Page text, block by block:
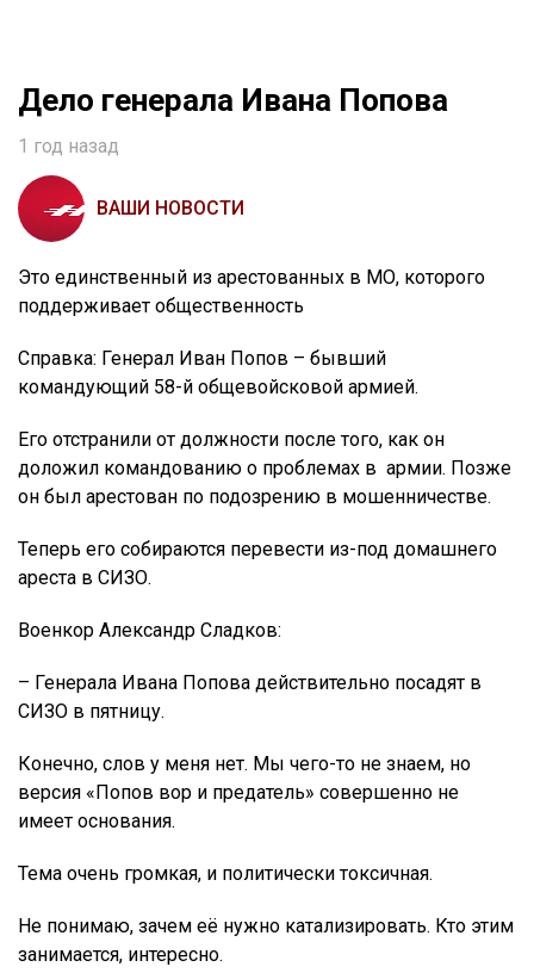
Дело генерала Ивана Попова
1 год назад
ВАШИ НОВОСТИ
Это единственный из арестованных в МО, которого
поддерживает общественность
Справка: Генерал Иван Попов – бывший
командующий 58-й общевойсковой армией.
Его отстранили от должности после того, как он
доложил командованию о проблемах в армии. Позже
он был арестован по подозрению в мошенничестве.
Теперь его собираются перевести из-под домашнего
ареста в СИЗО.
Военкор Александр Сладков:
– Генерала Ивана Попова действительно посадят в
СИЗО в пятницу.
Конечно, слов у меня нет. Мы чего-то не знаем, но
версия «Попов вор и предатель» совершенно не
имеет основания.
Тема очень громкая, и политически токсичная.
Не понимаю, зачем её нужно катализировать. Кто этим
занимается, интересно.